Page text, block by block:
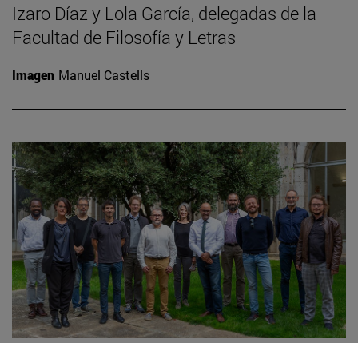
Izaro Díaz y Lola García, delegadas de la
Facultad de Filosofía y Letras
Imagen Manuel Castells